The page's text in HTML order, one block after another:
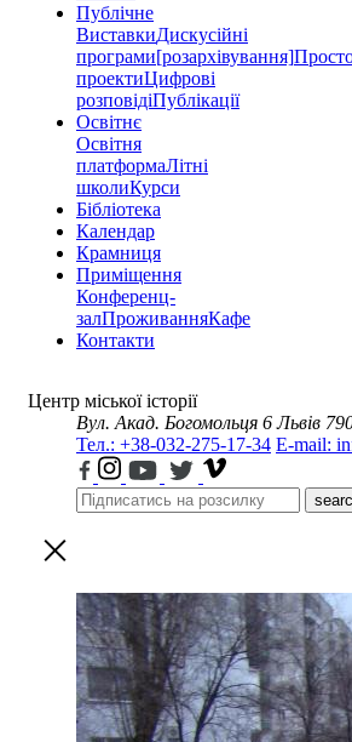
Публічне
ВиставкиДискусійні
програми[розархівування]
проектиЦифрові
розповідіПублікації
Освітнє
Освітня
платформаЛітні
школиКурси
Бібліотека
Календар
Крамниця
Приміщення
Конференц-
залПроживанняКафе
Контакти
Центр міської історії
Вул. Акад. Богомольця 6 Львів
Тел.: +38-032-275-17-34 E-mail: